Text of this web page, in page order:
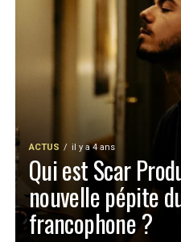
ACTUS il y a 4 ans
Qui est Scar
nouvelle pépite
francophone ?